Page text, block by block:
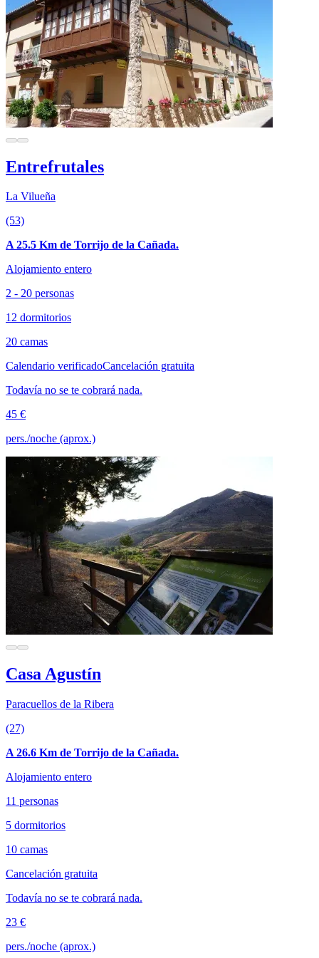
Entrefrutales
La Vilueña
(53)
A 25.5 Km de Torrijo de la Cañada.
Alojamiento entero
2 - 20 personas
12 dormitorios
20 camas
Calendario verificadoCancelación gratuita
Todavía no se te cobrará nada.
45 €
pers./noche (aprox.)
Casa Agustín
Paracuellos de la Ribera
(27)
A 26.6 Km de Torrijo de la Cañada.
Alojamiento entero
11 personas
5 dormitorios
10 camas
Cancelación gratuita
Todavía no se te cobrará nada.
23 €
pers./noche (aprox.)